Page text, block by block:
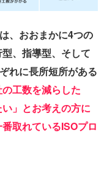
、おおまかに4つの
、指導型、そして
れに長所短所がある
工数を減らした
」とお考えの方に
取れているISOプロ